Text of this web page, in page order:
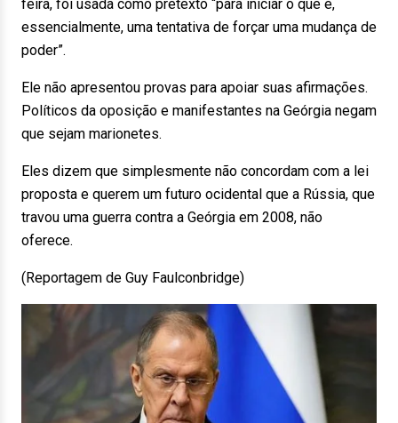
feira, foi usada como pretexto “para iniciar o que é,
essencialmente, uma tentativa de forçar uma mudança de
poder”.
Ele não apresentou provas para apoiar suas afirmações.
Políticos da oposição e manifestantes na Geórgia negam
que sejam marionetes.
Eles dizem que simplesmente não concordam com a lei
proposta e querem um futuro ocidental que a Rússia, que
travou uma guerra contra a Geórgia em 2008, não
oferece.
(Reportagem de Guy Faulconbridge)